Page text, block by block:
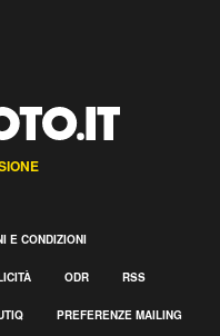
E CONDIZIONI
ODR RSS
PREFERENZE MAILING